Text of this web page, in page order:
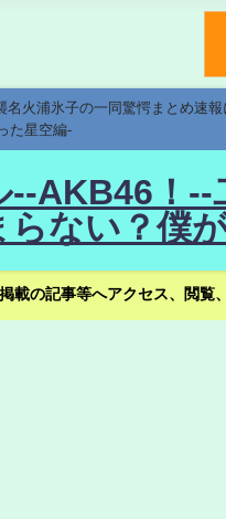
名火浦氷子の一同驚愕まとめ速
た星空編-
AKB46！--
らない？僕
載の記事等へアクセス、閲覧